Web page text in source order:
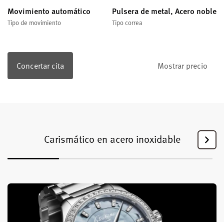
Movimiento automático
Tipo de movimiento
Pulsera de metal, Acero noble
Tipo correa
Concertar cita Mostrar precio
Carismático en acero inoxidable